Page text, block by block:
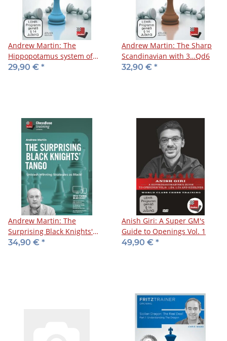
Andrew Martin: The
Hippopotamus system of
defence
29,90 € *
Andrew Martin: The Sharp
Scandinavian with 3…Qd6
32,90 € *
Andrew Martin: The
Surprising Black Knights'
Tango
34,90 € *
Anish Giri: A Super GM's
Guide to Openings Vol. 1
49,90 € *